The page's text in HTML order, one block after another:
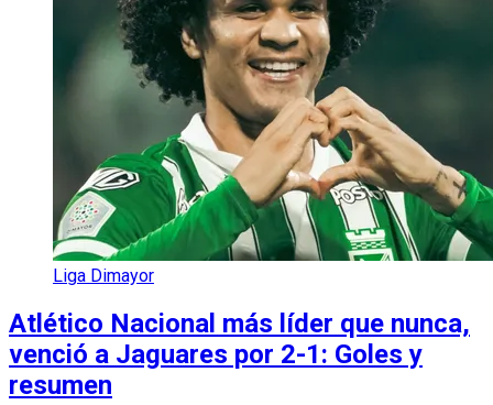
Liga Dimayor
Atlético Nacional más líder que nunca,
venció a Jaguares por 2-1: Goles y
resumen